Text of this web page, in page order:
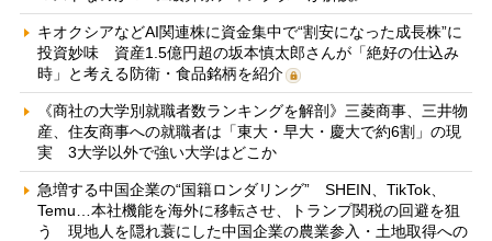
キオクシアなどAI関連株に資金集中で“割安になった成長株”に
投資妙味 資産1.5億円超の坂本慎太郎さんが「絶好の仕込み
時」と考える防衛・食品銘柄を紹介
《商社の大学別就職者数ランキングを解剖》三菱商事、三井物
産、住友商事への就職者は「東大・早大・慶大で約6割」の現
実 3大学以外で強い大学はどこか
急増する中国企業の“国籍ロンダリング” SHEIN、TikTok、
Temu…本社機能を海外に移転させ、トランプ関税の回避を狙
う 現地人を隠れ蓑にした中国企業の農業参入・土地取得への